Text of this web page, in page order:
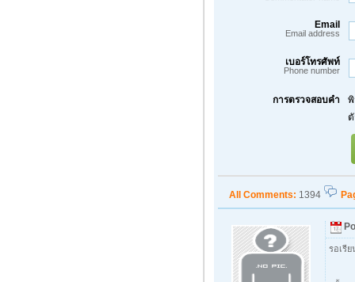
Email
Email address
เบอร์โทรศัพท์
Phone number
การตรวจสอบคำ
All Comments: 1394
รอเรี